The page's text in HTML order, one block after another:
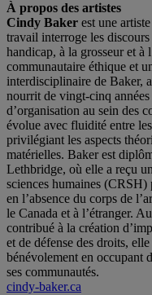
À propos des artistes
Cindy Baker est une
travail interroge les
handicap, à la grosseur et à
communautaire éthique et
interdisciplinaire de Baker,
nourrit de vingt-cinq
d’organisation au sein des
évolue avec fluidité entre
privilégiant les aspects
matérielles. Baker est
Lethbridge, où elle a reçu
sciences humaines (CRSH)
en l’absence du corps de
le Canada et à l’étranger.
contribué à la création
et de défense des droits,
bénévolement en occupant
ses communautés.
cindy-baker.ca